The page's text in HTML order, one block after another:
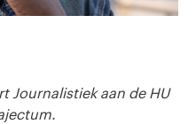
Journalistiek aan de HU